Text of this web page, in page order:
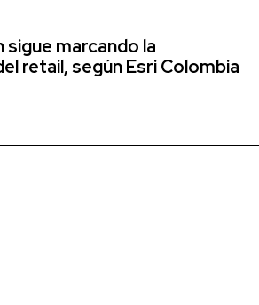
sigue marcando la
retail, según Esri Colombia